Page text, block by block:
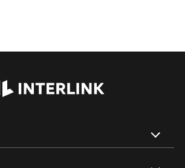
INTERLINK